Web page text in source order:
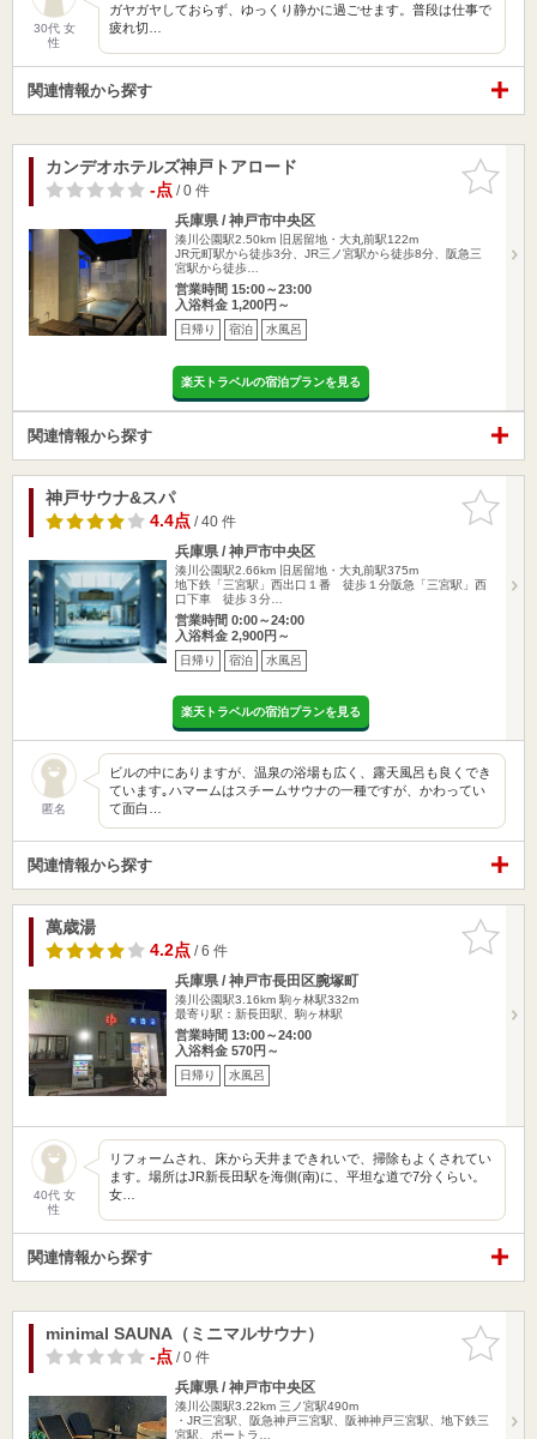
30代 女
性
ガヤガヤしておらず、ゆっくり静かに過ごせます。普段は仕事で
疲れ切…
関連情報から探す
お気に入
りに追加
カンデオホテルズ神戸トアロード
-点/ 0 件
兵庫県 / 神戸市中央区
湊川公園駅2.50km
旧居留地・大丸前駅122m
JR元町駅から徒歩3分、JR三ノ宮駅から徒歩8分、阪急三
宮駅から徒歩…
営業時間 15:00～23:00
入浴料金 1,200円～
日帰り 宿泊 水風呂
楽天トラベルの宿泊プランを見る
関連情報から探す
お気に入
りに追加
神戸サウナ&スパ
4.4点/ 40 件
兵庫県 / 神戸市中央区
湊川公園駅2.66km
旧居留地・大丸前駅375m
地下鉄「三宮駅」西出口１番 徒歩１分阪急「三宮駅」西
口下車 徒歩３分…
営業時間 0:00～24:00
入浴料金 2,900円～
日帰り 宿泊 水風呂
楽天トラベルの宿泊プランを見る
匿名
ビルの中にありますが、温泉の浴場も広く、露天風呂も良くでき
ています｡ハマームはスチームサウナの一種ですが、かわってい
て面白…
関連情報から探す
お気に入
りに追加
萬歳湯
4.2点/ 6 件
兵庫県 / 神戸市長田区腕塚町
湊川公園駅3.16km 駒ヶ林駅332m
最寄り駅：新長田駅、駒ヶ林駅
営業時間 13:00～24:00
入浴料金 570円～
日帰り 水風呂
40代 女
性
リフォームされ、床から天井まできれいで、掃除もよくされてい
ます。場所はJR新長田駅を海側(南)に、平坦な道で7分くらい。
女…
関連情報から探す
お気に入
りに追加
minimal SAUNA（ミニマルサウナ）
-点/ 0 件
兵庫県 / 神戸市中央区
湊川公園駅3.22km 三ノ宮駅490m
・JR三宮駅、阪急神戸三宮駅、阪神神戸三宮駅、地下鉄三
宮駅、ポートラ…